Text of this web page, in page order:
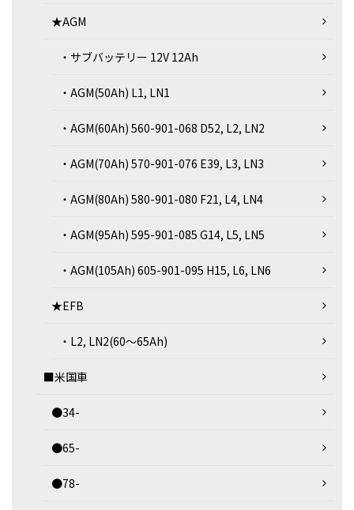
★AGM
・サブバッテリー 12V 12Ah
・AGM(50Ah) L1, LN1
・AGM(60Ah) 560-901-068 D52, L2, LN2
・AGM(70Ah) 570-901-076 E39, L3, LN3
・AGM(80Ah) 580-901-080 F21, L4, LN4
・AGM(95Ah) 595-901-085 G14, L5, LN5
・AGM(105Ah) 605-901-095 H15, L6, LN6
★EFB
・L2, LN2(60～65Ah)
■米国車
●34-
●65-
●78-